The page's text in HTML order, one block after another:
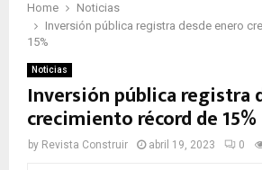
Home
Noticias
Inversión pública registra desde enero
15%
Noticias
Inversión pública registra
crecimiento récord de 15%
by Revista Construir abril 19, 2023 0